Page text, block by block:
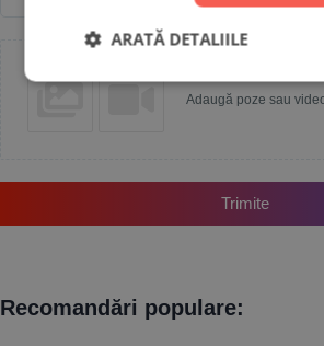
Adaugă poze sau
Trimite
Recomandări populare:
ARATĂ DETALIILE